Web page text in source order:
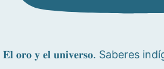
𝐄𝐥 𝐨𝐫𝐨 𝐲 𝐞𝐥 𝐮𝐧𝐢𝐯𝐞𝐫𝐬𝐨. Saberes